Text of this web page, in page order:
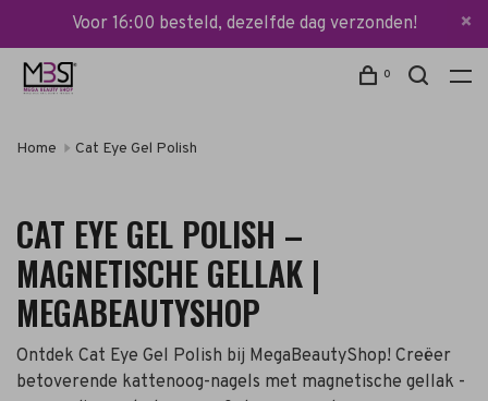
Voor 16:00 besteld, dezelfde dag verzonden!
0
Home Cat Eye Gel Polish
CAT EYE GEL POLISH –
MAGNETISCHE GELLAK |
MEGABEAUTYSHOP
Ontdek Cat Eye Gel Polish bij MegaBeautyShop! Creëer
betoverende kattenoog-nagels met magnetische gellak -